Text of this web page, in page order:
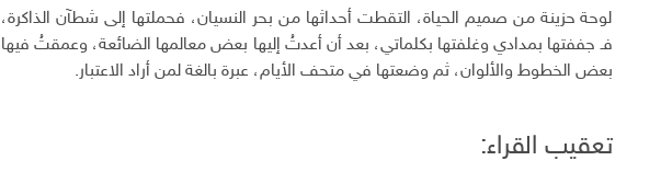
لوحة حزينة من صميم الحياة، التقطت أحداثها من بحر النسيان، فحملتها إلى شطآن الذاكرة،
فـ جففتها بمدادي وغلفتها بكلماتي، بعد أن أعدتُ إليها بعض معالمها الضائعة، وعمقتُ فيها
بعض الخطوط والألوان، ثم وضعتها في متحف الأيام، عبرة بالغة لمن أراد الاعتبار.
تعقيب القراء: